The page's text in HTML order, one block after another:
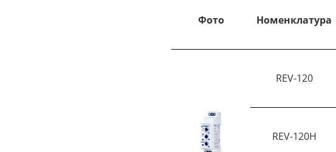
Фото Номенклатура
REV-120
REV-120Н